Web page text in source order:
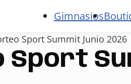
Gimnasios
Sport Summit Junio 2026